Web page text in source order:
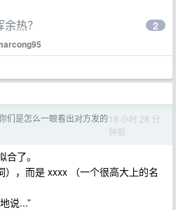
热？ 2
们是怎么一眼看出对方发的 18 小时 28 分
钟前
了。
），而是 xxxx （一个很高大上的名
说...”